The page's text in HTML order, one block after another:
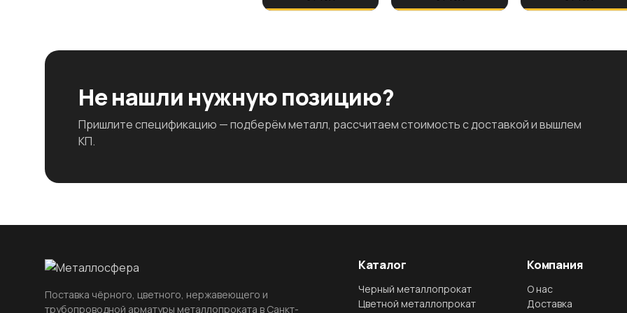
Не нашли нужную позицию?
Пришлите спецификацию — подберём металл, рассчитаем стоимость с доставкой и вышлем
КП.
Поставка чёрного, цветного, нержавеющего и
трубопроводной арматуры металлопроката в Санкт-
Каталог
Черный металлопрокат
Цветной металлопрокат
Компания
О нас
Доставка